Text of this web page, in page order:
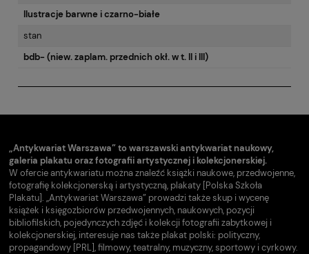
Ilustracje barwne i czarno-białe
stan
bdb- (niew. zaplam. przednich okł. w t. II i III)
„Antykwariat Warszawa” to warszawski antykwariat naukowy,
galeria plakatu oraz fotografii artystycznej i kolekcjonerskiej.
W ofercie antykwariatu można znaleźć książki naukowe, przedwojenne,
fotografię kolekcjonerską i artystyczną, plakaty [Polska Szkoła
Plakatu]. „Antykwariat Warszawa” prowadzi także skup i wycenę
książek i księgozbiorów przedwojennych, naukowych, pozycji
bibliofilskich, pojedynczych zdjęć i kolekcji fotografii zabytkowej i
kolekcjonerskiej, interesuje nas także plakat polski: polityczny,
propagandowy [PRL], filmowy, teatralny, muzyczny, sportowy i cyrkowy.